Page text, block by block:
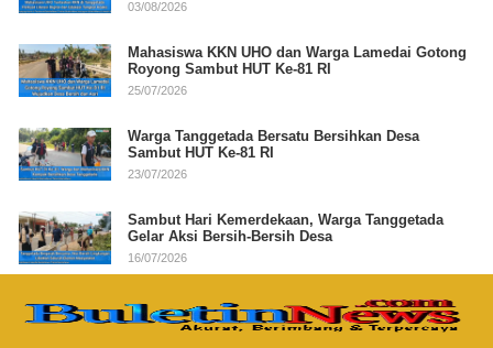
03/08/2026
Mahasiswa KKN UHO dan Warga Lamedai Gotong
Royong Sambut HUT Ke-81 RI
25/07/2026
Warga Tanggetada Bersatu Bersihkan Desa
Sambut HUT Ke-81 RI
23/07/2026
Sambut Hari Kemerdekaan, Warga Tanggetada
Gelar Aksi Bersih-Bersih Desa
16/07/2026